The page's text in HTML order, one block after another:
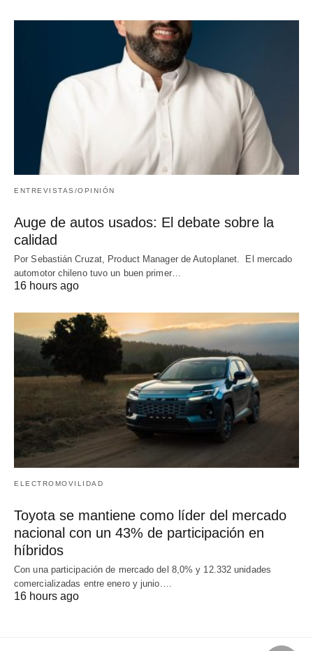
ENTREVISTAS/OPINIÓN
Auge de autos usados: El debate sobre la
calidad
Por Sebastián Cruzat, Product Manager de Autoplanet. El mercado
automotor chileno tuvo un buen primer…
16 hours ago
ELECTROMOVILIDAD
Toyota se mantiene como líder del mercado
nacional con un 43% de participación en
híbridos
Con una participación de mercado del 8,0% y 12.332 unidades
comercializadas entre enero y junio.…
16 hours ago